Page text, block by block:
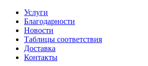
Услуги
Благодарности
Новости
Таблицы соответствия
Доставка
Контакты